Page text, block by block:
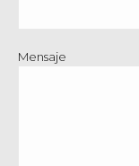
Mensaje